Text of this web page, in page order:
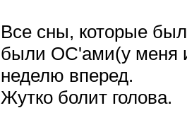
Все сны, которые
были ОС'ами(у меня
неделю вперед.
Жутко болит голова.